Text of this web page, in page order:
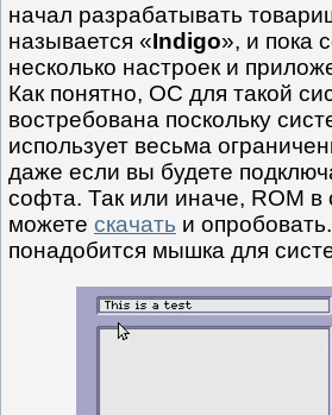
начал разрабатывать
называется «Indigo», и пока
несколько настроек и
Как понятно, ОС для такой
востребована поскольку
использует весьма
даже если вы будете
софта. Так или иначе, ROM
можете скачать и
понадобится мышка для